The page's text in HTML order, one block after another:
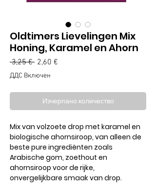
Oldtimers Lievelingen Mix
Honing, Karamel en Ahorn
3,25 € Редовна
цена
2,60 €
ДДС Включен
Изчерпано количество
Mix van volzoete drop met karamel en
biologische ahornsiroop, van alleen de
beste pure ingrediënten zoals
Arabische gom, zoethout en
ahornsiroop voor de rijke,
onvergelijkbare smaak van drop.